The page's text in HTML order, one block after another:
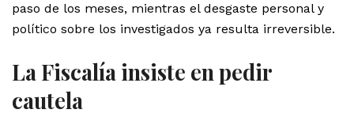
paso de los meses, mientras el desgaste personal y
político sobre los investigados ya resulta irreversible.
La Fiscalía insiste en pedir
cautela